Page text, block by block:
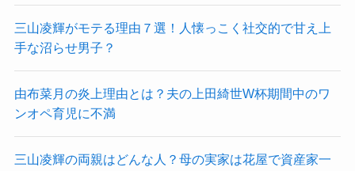
三山凌輝がモテる理由７選！人懐っこく社交的で甘え上
手な沼らせ男子？
由布菜月の炎上理由とは？夫の上田綺世W杯期間中のワ
ンオペ育児に不満
三山凌輝の両親はどんな人？母の実家は花屋で資産家一